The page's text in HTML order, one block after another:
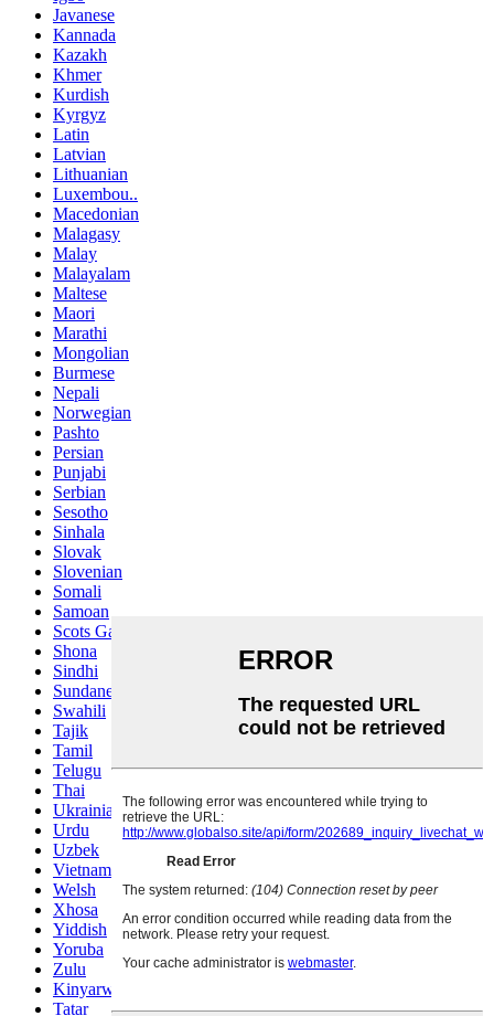
Javanese
Kannada
Kazakh
Khmer
Kurdish
Kyrgyz
Latin
Latvian
Lithuanian
Luxembou..
Macedonian
Malagasy
Malay
Malayalam
Maltese
Maori
Marathi
Mongolian
Burmese
Nepali
Norwegian
Pashto
Persian
Punjabi
Serbian
Sesotho
Sinhala
Slovak
Slovenian
Somali
Samoan
Scots Gaelic
Shona
Sindhi
Sundanese
Swahili
Tajik
Tamil
Telugu
Thai
Ukrainian
Urdu
Uzbek
Vietnamese
Welsh
Xhosa
Yiddish
Yoruba
Zulu
Kinyarwanda
Tatar